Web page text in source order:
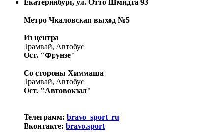
Екатеринбург, ул. Отто Шмидта 93
Метро Чкаловская выход №5
Из центра
Трамвай, Автобус
Ост. "Фрунзе"
Со стороны Химмаша
Трамвай, Автобус
Ост. "Автовокзал"
Телеграмм: bravo_sport_ru
Вконтакте: bravo.sport